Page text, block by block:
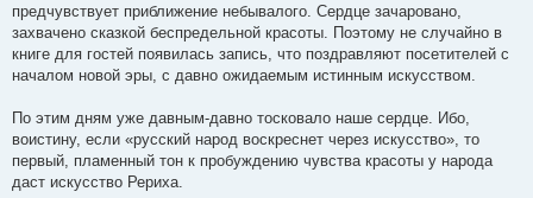
предчувствует приближение небывалого. Сердце зачаровано,
захвачено сказкой беспредельной красоты. Поэтому не случайно в
книге для гостей появилась запись, что поздравляют посетителей с
началом новой эры, с давно ожидаемым истинным искусством.
По этим дням уже давным-давно тосковало наше сердце. Ибо,
воистину, если «русский народ воскреснет через искусство», то
первый, пламенный тон к пробуждению чувства красоты у народа
даст искусство Рериха.